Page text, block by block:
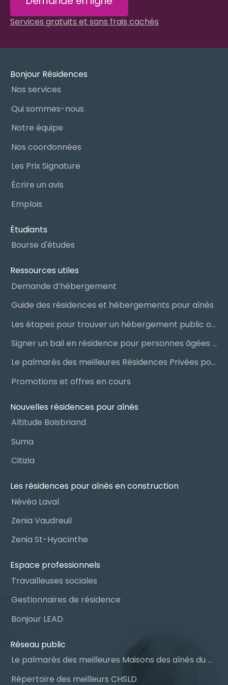
Services gratuits et sans frais cachés
Bonjour Résidences
Nos services
Qui sommes-nous
Notre équipe
Nos coordonnées
Les Prix Signature
Écrire un avis
Emplois
Étudiants
Bourse d'études
Ressources utiles
Demande d’hébergement
Guide des résidences et hébergements pour aînés
Les étapes pour trouver un hébergement public ou privé
Signer un bail en résidence pour personnes âgées (RPA) : ce qu’il faut savoir
Le palmarès des meilleures Résidences Privées pour Aînés (RPA)
Promotions et offres en cours
Nouvelles résidences pour aînés
Altitude Boisbriand
Suma
Citizia
Les résidences pour aînés en construction
Névéa Laval
Zenia Vaudreuil
Zenia St-Hyacinthe
Espace professionnels
Travailleuses sociales
Gestionnaires de résidence
Bonjour LEAD
Réseau public
Le palmarès des meilleures Maisons des aînés du Québec
Répertoire des meilleurs CHSLD